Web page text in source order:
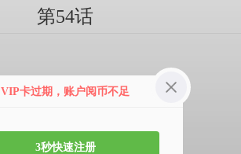
第54话
VIP卡过期，账户阅币不足
3秒快速注册